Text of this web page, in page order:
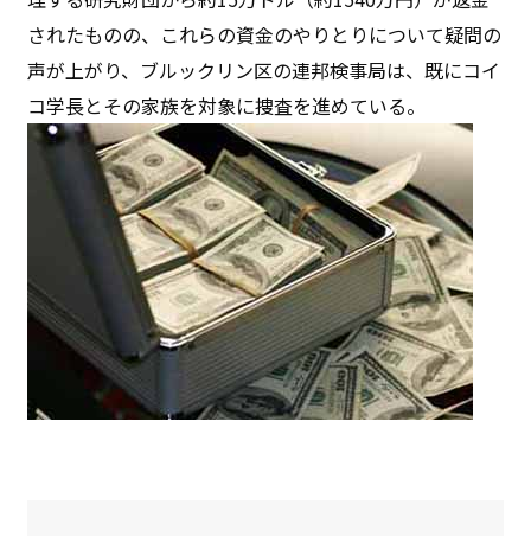
されたものの、これらの資金のやりとりについて疑問の
声が上がり、ブルックリン区の連邦検事局は、既にコイ
コ学長とその家族を対象に捜査を進めている。